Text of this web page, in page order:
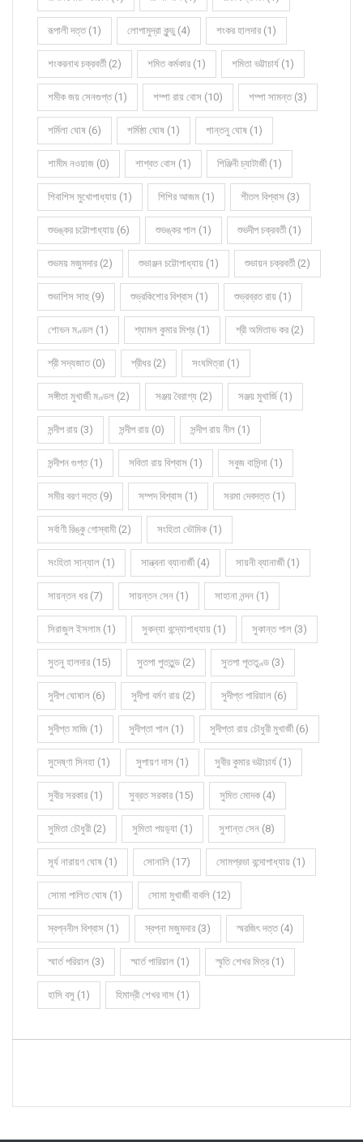
রূপালী দত্ত (1) লোপামুদ্রা কুন্ডু (4) শংকর হালদার (1)
শংকরনাথ চক্রবর্তী (2) শমিত কর্মকার (1) শমিতা ভট্টাচার্য (1)
শমীক জয় সেনগুপ্ত (1) শম্পা রায় বোস (10) শম্পা সামন্ত (3)
শর্মিলা ঘোষ (6) শর্মিষ্ঠা ঘোষ (1) শান্তনু ঘোষ (1)
শামীম নওয়াজ (0) শাশ্বত বোস (1) শিঞ্জিনী চ্যাটার্জী (1)
শিবাশিস মুখোপাধ্যায় (1) শিশির আজম (1) শীতল বিশ্বাস (3)
শুভঙ্কর চট্টোপাধ্যায় (6) শুভঙ্কর পাল (1) শুভদীপ চক্রবর্তী (1)
শুভময় মজুমদার (2) শুভাঞ্জন চট্টোপাধ্যায় (1) শুভায়ন চক্রবর্তী (2)
শুভাশিস সাহু (9) শুভ্রকিশোর বিশ্বাস (1) শুভ্রব্রত রায় (1)
শোভন মণ্ডল (1) শ্যামল কুমার মিশ্র (1) শ্রী অমিতাভ কর (2)
শ্রী সদ্যজাত (0) শ্রীধর (2) সংঘমিত্রা (1)
সঙ্গীতা মুখার্জী মণ্ডল (2) সঞ্জয় বৈরাগ্য (2) সঞ্জয় মুখার্জি (1)
সন্দীপ রায় (3) সন্দীপ রায় (0) সন্দীপ রায় নীল (1)
সন্দীপন গুপ্ত (1) সবিতা রায় বিশ্বাস (1) সবুজ বাসিন্দা (1)
সমীর বরণ দত্ত (9) সম্পদ বিশ্বাস (1) সরমা দেবদত্ত (1)
সর্বাণী রিঙ্কু গোস্বামী (2) সংহিতা ভৌমিক (1)
সংহিতা সান্যাল (1) সান্ত্বনা ব্যানার্জী (4) সায়নী ব্যানার্জী (1)
সায়ন্তন ধর (7) সায়ন্তন সেন (1) সাহানা নন্দন (1)
সিরাজুল ইসলাম (1) সুকন্যা বন্দ্যোপাধ্যায় (1) সুকান্ত পাল (3)
সুতনু হালদার (15) সুতপা পুততুন্ড (2) সুতপা পূততুণ্ড (3)
সুদীপ ঘোষাল (6) সুদীপা বর্মণ রায় (2) সুদীপ্ত পারিয়াল (6)
সুদীপ্ত মাজি (1) সুদীপ্তা পাল (1) সুদীপ্তা রায় চৌধুরী মুখার্জী (6)
সুদেষ্ণা সিনহা (1) সুপায়ণ দাস (1) সুবীর কুমার ভট্টাচার্য (1)
সুবীর সরকার (1) সুব্রত সরকার (15) সুমিত মোদক (4)
সুমিতা চৌধুরী (2) সুমিতা পয়ড়্যা (1) সুশান্ত সেন (8)
সূর্য নারায়ণ ঘোষ (1) সোনালি (17) সোমপ্রভা বন্দোপাধ্যায় (1)
সোমা পালিত ঘোষ (1) সোমা মুখার্জী বাবলি (12)
স্বপ্ননীল বিশ্বাস (1) স্বপ্না মজুমদার (3) স্মরজিৎ দত্ত (4)
স্মার্ত পরিয়াল (3) স্মার্ত পারিয়াল (1) স্মৃতি শেখর মিত্র (1)
হাসি বসু (1) হিমাদ্রী শেখর দাস (1)